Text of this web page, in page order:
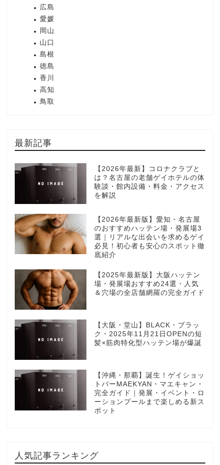
広島
愛媛
岡山
山口
島根
徳島
香川
高知
鳥取
最新記事
【2026年最新】コロナクラブと
は？名古屋の老舗ゲイホテルの体
験談・館内設備・料金・アクセス
を解説
【2026年最新版】愛知・名古屋
のおすすめハッテン場・発展場3
選｜リアルな出会いを求めるゲイ
必見！初心者も安心のスポット徹
底紹介
【2025年最新版】大阪ハッテン
場・発展場おすすめ24選・人気
＆穴場の全店舗網羅の完全ガイド
【大阪・堂山】BLACK・ブラッ
ク・2025年11月21日OPENの短
髪×筋肉特化型ハッテン場が爆誕
【沖縄・那覇】誕生！ゲイショッ
トバーMAEKYAN・マエキャン・
完全ガイド｜発展・イベント・ロ
ーションプールまで楽しめる新ス
ポット
人気記事ランキング